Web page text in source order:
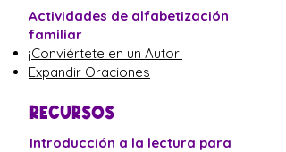
Actividades de alfabetización
familiar
¡Conviértete en un Autor!
Expandir Oraciones
RECURSOS
Introducción a la lectura para